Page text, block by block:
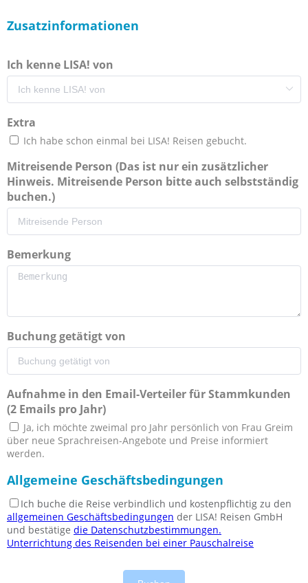
Zusatzinformationen
Ich kenne LISA! von
Extra
Ich habe schon einmal bei LISA! Reisen gebucht.
Mitreisende Person (Das ist nur ein zusätzlicher
Hinweis. Mitreisende Person bitte auch selbstständig
buchen.)
Bemerkung
Buchung getätigt von
Aufnahme in den Email-Verteiler für Stammkunden
(2 Emails pro Jahr)
Ja, ich möchte zweimal pro Jahr persönlich von Frau Greim
über neue Sprachreisen-Angebote und Preise informiert
werden.
Allgemeine Geschäftsbedingungen
Ich buche die Reise verbindlich und kostenpflichtig zu den
allgemeinen Geschäftsbedingungen der LISA! Reisen GmbH
und bestätige die Datenschutzbestimmungen.
Unterrichtung des Reisenden bei einer Pauschalreise